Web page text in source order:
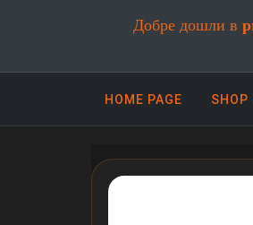
Добре дошли в
HOME PAGE SHOP